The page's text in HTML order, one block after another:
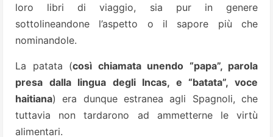
loro libri di viaggio, sia pur in genere
sottolineandone l’aspetto o il sapore più che
nominandole.
La patata (così chiamata unendo “papa”, parola
presa dalla lingua degli Incas, e “batata”, voce
haitiana) era dunque estranea agli Spagnoli, che
tuttavia non tardarono ad ammetterne le virtù
alimentari.